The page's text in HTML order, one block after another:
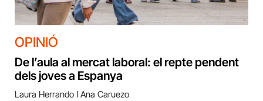
OPINIÓ
De l’aula al mercat laboral: el repte pendent
dels joves a Espanya
Laura Herrando I Ana Caruezo